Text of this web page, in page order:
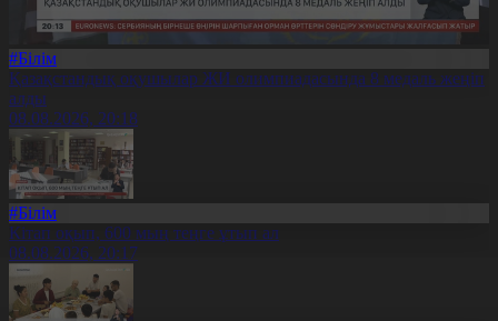
#Білім
Қазақстандық оқушылар ЖИ олимпиадасында 8 медаль жеңіп
алды
08.08.2026, 20:18
#Білім
Кітап оқып, 600 мың теңге ұтып ал
08.08.2026, 20:17